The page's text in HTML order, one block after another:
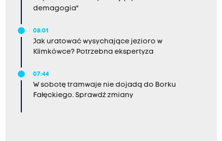
demagogia"
08:01
Jak uratować wysychające jezioro w
Klimkówce? Potrzebna ekspertyza
07:44
W sobotę tramwaje nie dojadą do Borku
Fałęckiego. Sprawdź zmiany